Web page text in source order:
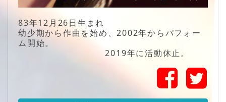
83年12月26日生まれ
幼少期から作曲を始め、2002年からパフォー
ム開始。
2019年に活動休止。